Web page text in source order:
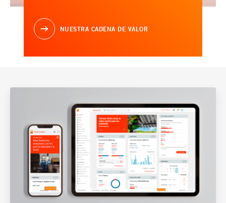
NUESTRA CADENA DE VALOR